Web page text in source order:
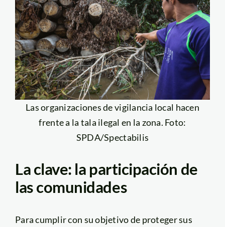
Las organizaciones de vigilancia local hacen
frente a la tala ilegal en la zona. Foto:
SPDA/Spectabilis
La clave: la participación de
las comunidades
Para cumplir con su objetivo de proteger sus